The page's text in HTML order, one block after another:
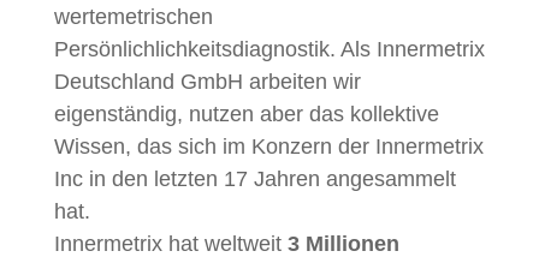
wertemetrischen
Persönlichlichkeitsdiagnostik. Als Innermetrix
Deutschland GmbH arbeiten wir
eigenständig, nutzen aber das kollektive
Wissen, das sich im Konzern der Innermetrix
Inc in den letzten 17 Jahren angesammelt
hat.
Innermetrix hat weltweit 3 Millionen